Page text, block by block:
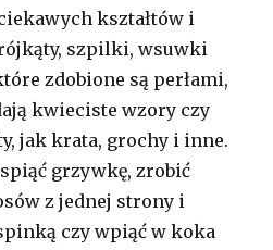
kształtów i
szpilki, wsuwki
zdobione są perłami,
kwieciste wzory czy
jak krata, grochy i inne.
grzywkę, zrobić
z jednej strony i
czy wpiąć w koka